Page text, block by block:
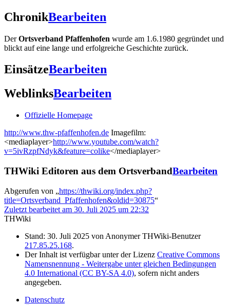
ChronikBearbeiten
DerOrtsverband Pfaffenhofen wurde am 1.6.1980 gegründet und
blickt auf eine lange und erfolgreiche Geschichte zurück.
EinsätzeBearbeiten
WeblinksBearbeiten
Offizielle Homepage
http://www.thw-pfaffenhofen.de Imagefilm:
<mediaplayer>http://www.youtube.com/watch?
v=5ivRzpfNdyk&feature=colike</mediaplayer>
THWiki Editoren aus dem OrtsverbandBearbeiten
Abgerufen von „https://thwiki.org/index.php?
title=Ortsverband_Pfaffenhofen&oldid=30875“
Zuletzt bearbeitet am 30. Juli 2025 um 22:32
THWiki
Stand: 30. Juli 2025 von Anonymer THWiki-Benutzer
217.85.25.168.
Der Inhalt ist verfügbar unter der Lizenz Creative Commons
Namensnennung - Weitergabe unter gleichen Bedingungen
4.0 International (CC BY-SA 4.0), sofern nicht anders
angegeben.
Datenschutz